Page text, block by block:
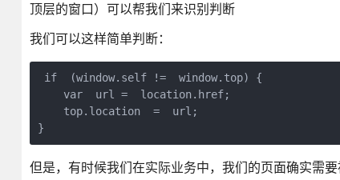
顶层的窗口）可以帮我们来识别判断
我们可以这样简单判断：
if  (window.self !=  window.top) {
    var  url =  location.href;
    top.location  =  url;
但是，有时候我们在实际业务中，我们的页面确实需